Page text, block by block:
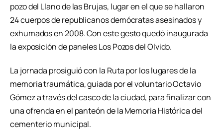
pozo del Llano de las Brujas, lugar en el que se hallaron
24 cuerpos de republicanos demócratas asesinados y
exhumados en 2008. Con este gesto quedó inaugurada
la exposición de paneles Los Pozos del Olvido.
La jornada prosiguió con la Ruta por los lugares de la
memoria traumática, guiada por el voluntario Octavio
Gómez a través del casco de la ciudad, para finalizar con
una ofrenda en el panteón de la Memoria Histórica del
cementerio municipal.